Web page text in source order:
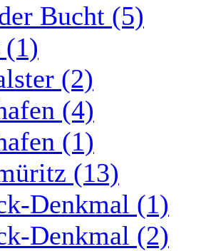
Bucht (5)
(2)
(4)
(1)
(13)
Denkmal (1)
Denkmal (2)